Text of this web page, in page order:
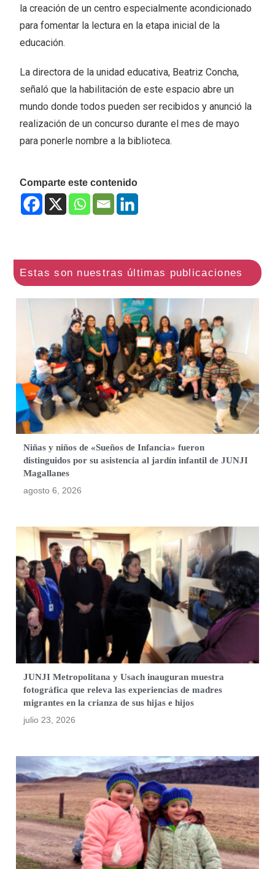
la creación de un centro especialmente acondicionado
para fomentar la lectura en la etapa inicial de la
educación.
La directora de la unidad educativa, Beatriz Concha,
señaló que la habilitación de este espacio abre un
mundo donde todos pueden ser recibidos y anunció la
realización de un concurso durante el mes de mayo
para ponerle nombre a la biblioteca.
Comparte este contenido
Niñas y niños de «Sueños de Infancia» fueron
distinguidos por su asistencia al jardín infantil de JUNJI
Magallanes
agosto 6, 2026
JUNJI Metropolitana y Usach inauguran muestra
fotográfica que releva las experiencias de madres
migrantes en la crianza de sus hijas e hijos
julio 23, 2026